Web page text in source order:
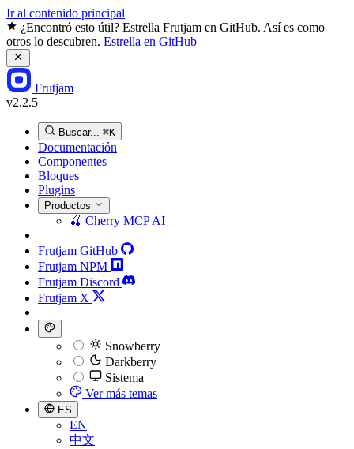
Ir al contenido principal
¿Encontró esto útil? Estrella Frutjam en GitHub. Así es como
otros lo descubren. Estrella en GitHub
Frutjam
v2.2.5
Buscar... ⌘K
Documentación
Componentes
Bloques
Plugins
Productos
🍒 Cherry MCPAI
Frutjam GitHub
Frutjam NPM
Frutjam Discord
Frutjam X
Snowberry
Darkberry
Sistema
Ver más temas
ES
EN
中文